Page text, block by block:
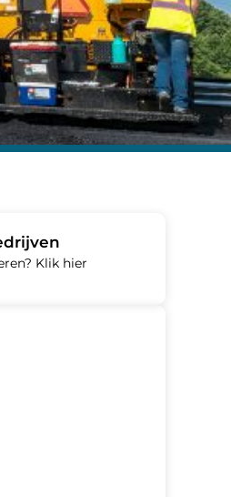
Klik hier